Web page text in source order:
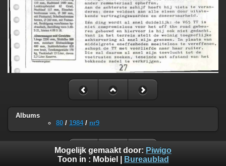
Albums
80 / 1984/ nr9
Mogelijk gemaakt door: Piwigo
Toon in : Mobiel Bureaublad